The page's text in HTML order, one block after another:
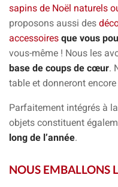
sapins de Noël naturels
proposons aussi des
accessoires que vous
vous-même ! Nous les
base de coups de cœur.
table et donneront
Parfaitement intégrés à la
objets constituent
long de l’année.
NOUS EMBALLONS